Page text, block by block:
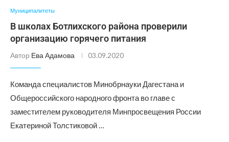
Муниципалитеты
В школах Ботлихского района проверили
организацию горячего питания
Автор Ева Адамова 03.09.2020
Команда специалистов Минобрнауки Дагестана и
Общероссийского народного фронта во главе с
заместителем руководителя Минпросвещения России
Екатериной Толстиковой …